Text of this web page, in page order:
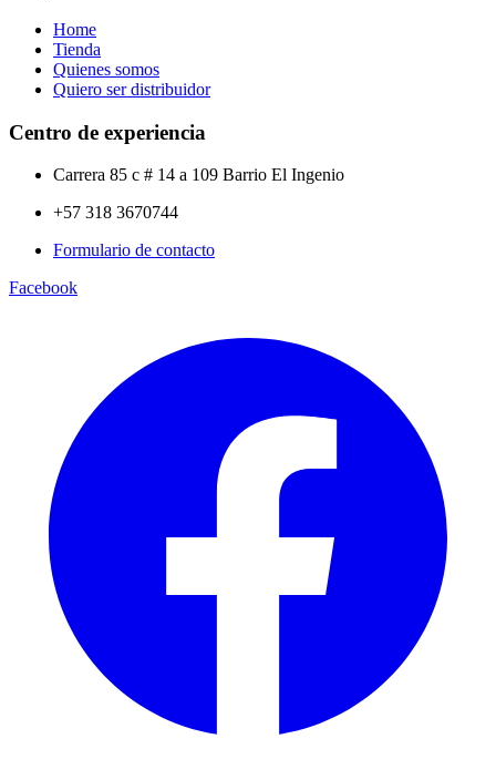
Home
Tienda
Quienes somos
Quiero ser distribuidor
Centro de experiencia
Carrera 85 c # 14 a 109 Barrio El Ingenio
+57 318 3670744
Formulario de contacto
Facebook